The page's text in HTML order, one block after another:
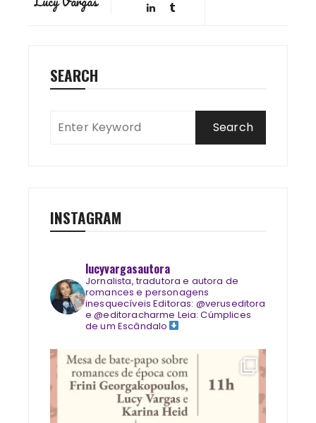
SEARCH
INSTAGRAM
lucyvargasautora
Jornalista, tradutora e autora de
romances e personagens
inesquecíveis Editoras: @veruseditora
e @editoracharme Leia: Cúmplices
de um Escândalo